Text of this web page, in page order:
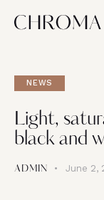
NEWS
Light,
black and
ADMIN June 2,